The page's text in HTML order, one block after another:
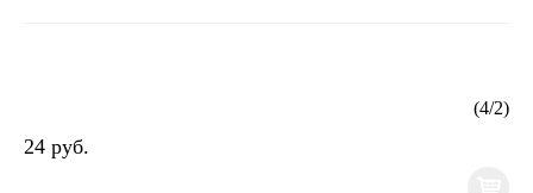
(4/2)
24 руб.